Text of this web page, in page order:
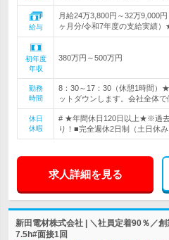
給与
月給24万3,800円～32万9,000
ヶ月分/令和7年度の支給実績
初年度
年収
380万円～500万円
勤務
時間
8：30～17：30（休憩1時間）
ットダウンします。会社全体で
休日
休暇
# ★年間休日120日以上★※過去
り！■完全週休2日制（土日休
求人詳細を見る
新田電材株式会社 | ＼社員定着90％／
7.5h#面接1回